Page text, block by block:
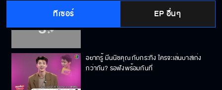
ทีเซอร์ EP อื่นๆ
กิจกรรมไหน? ที่ ครีมมี่ พลอยปภัส ได้ปลดปล่อย
อยากรู้ มีนนิชคุณ กับกระทิง ใครจะเล่นบาสเก่ง
กว่ากัน? รอฟังพร้อมกันที่